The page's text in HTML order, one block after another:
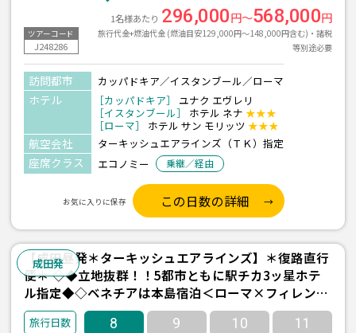
ツアーコード
J248286
1名様あたり 296,000円～568,000円
旅行代金+燃油代金 (燃油目安129,000円～148,000円含む)・諸税
等別途必要
訪問都市 カッパドキア／イスタンブール／ローマ
ホテル ［カッパドキア］
ユナク エヴレリ
［イスタンブール］
ホテル ネナ ★★★
［ローマ］
ホテル サン モリッツ ★★★
航空会社 ターキッシュエアラインズ（ＴＫ）指定
座席クラス エコノミー 乗継／経由
お気に入りに保存 この日数の詳細
成田発
【成田昼発＊ターキッシュエアラインズ】＊復路直行
便＊ ◇◆立地抜群！！5都市ともに駅チカ3ッ星ホテ
ル指定◆◇ベネチアは本島宿泊＜ローマ×フィレンツ
ェ×ベネチア×ミラノ×イスタンブール＞8日間
8 9 10 11